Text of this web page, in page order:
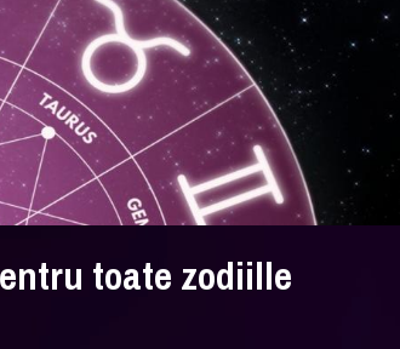
toate zodiille